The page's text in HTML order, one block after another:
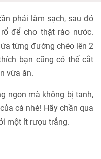
phải làm sạch, sau đó
để cho thật ráo nước.
từng đường chéo lên 2
bạn cũng có thể cắt
vừa ăn.
ngon mà không bị tanh,
cá nhé! Hãy chần qua
một ít rượu trắng.